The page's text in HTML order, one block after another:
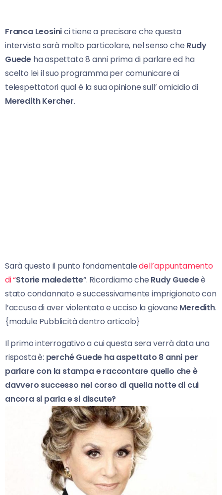
Franca Leosinici tiene a precisare che questa
intervista sarà molto particolare, nel senso che Rudy
Guede ha aspettato 8 anni prima di parlare ed ha
scelto lei il suo programma per comunicare ai
telespettatori qual è la sua opinione sull’ omicidio di
Meredith Kercher.
Sarà questo il punto fondamentaledell’appuntamento
di “Storie maledette“. Ricordiamo che Rudy Guedeè
stato condannato e successivamente imprigionato con
l’accusa di aver violentato e ucciso la giovane Meredith.
{module Pubblicità dentro articolo}
Il primo interrogativo a cui questa sera verrà data una
risposta è: perché Guede ha aspettato 8 anni per
parlare con la stampa e raccontare quello che è
davvero successo nel corso di quella notte di cui
ancora si parla e si discute?